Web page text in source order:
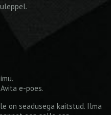
Avita e-poes.
on seadusega kaitstud. Ilma